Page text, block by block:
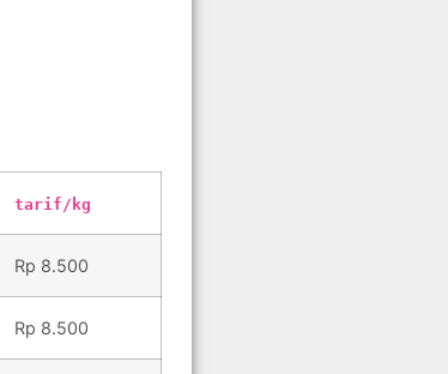
tarif/kg
Rp 8.500
Rp 8.500